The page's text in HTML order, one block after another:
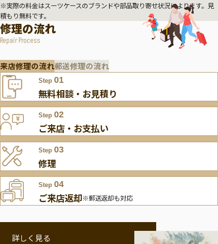
※実際の料金はスーツケースのブランドや部品取り寄せ状況によります。見
積もり無料です。
修理の流れ
Repair Process
来店修理の流れ郵送修理の流れ
Step 01
無料相談・お見積り
Step 02
ご来店・お支払い
Step 03
修理
Step 04
ご来店返却※郵送返却も対応
詳しく見る